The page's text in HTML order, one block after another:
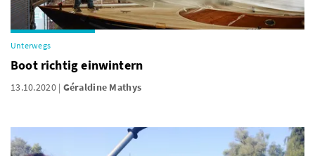
Unterwegs
Boot richtig einwintern
13.10.2020 Géraldine Mathys